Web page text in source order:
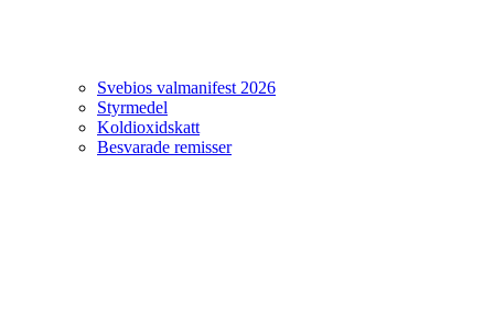
Svebios valmanifest 2026
Styrmedel
Koldioxidskatt
Besvarade remisser